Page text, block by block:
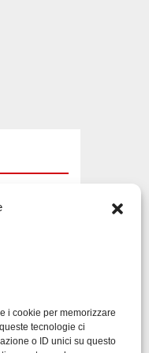
i cookie per memorizzare
tecnologie ci
o ID unici su questo